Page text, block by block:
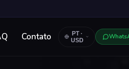
Contato PT·
USD